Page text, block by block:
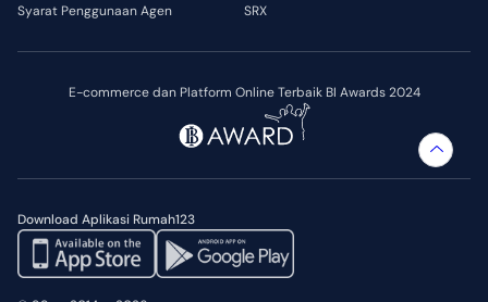
E-commerce dan Platform Online Terbaik BI Awards 2024
Download Aplikasi Rumah123
Syarat Penggunaan Agen SRX